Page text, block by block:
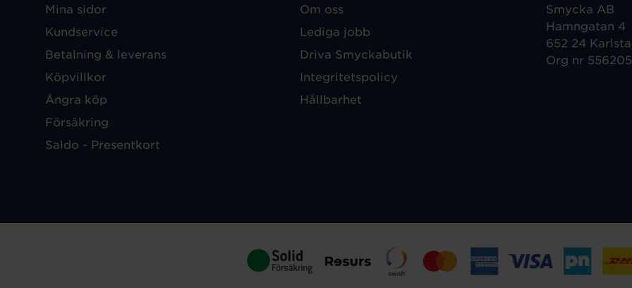
Mina sidor
Kundservice
Betalning & leverans
Köpvillkor
Ångra köp
Försäkring
Saldo - Presentkort
Om oss
Lediga jobb
Driva Smyckabutik
Integritetspolicy
Hållbarhet
Smycka AB
Hamngatan 4
652 24
Org nr